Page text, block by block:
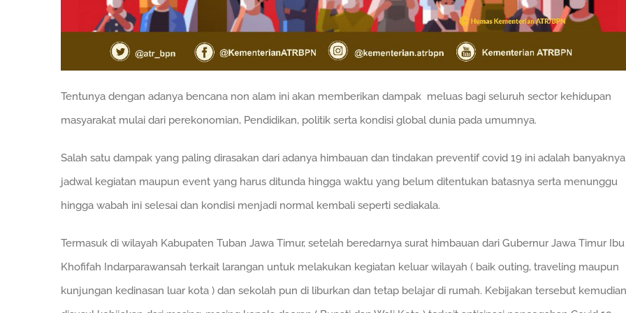
Tentunya dengan adanya bencana non alam ini akan memberikan dampak meluas bagi seluruh sector kehidupan
masyarakat mulai dari perekonomian, Pendidikan, politik serta kondisi global dunia pada umumnya.
Salah satu dampak yang paling dirasakan dari adanya himbauan dan tindakan preventif covid 19 ini adalah banyaknya
jadwal kegiatan maupun event yang harus ditunda hingga waktu yang belum ditentukan batasnya serta menunggu
hingga wabah ini selesai dan kondisi menjadi normal kembali seperti sediakala.
Termasuk di wilayah Kabupaten Tuban Jawa Timur, setelah beredarnya surat himbauan dari Gubernur Jawa Timur Ibu
Khofifah Indarparawansah terkait larangan untuk melakukan kegiatan keluar wilayah ( baik outing, traveling maupun
kunjungan kedinasan luar kota ) dan sekolah pun di liburkan dan tetap belajar di rumah. Kebijakan tersebut kemudian